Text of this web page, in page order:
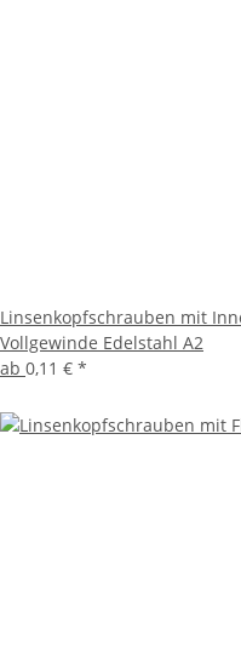
Linsenkopfschrauben mit
Vollgewinde Edelstahl A2
ab 0,11 € *